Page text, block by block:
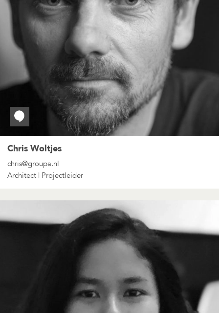
Chris Woltjes
chris@groupa.nl
Architect | Projectleider